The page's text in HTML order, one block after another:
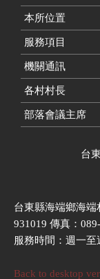
本所位置
服務項目
機關通訊
各村村長
部落會議主席
台
台東縣海端鄉海端
931019 傳真：
服務時間：週一至
Back to desktop